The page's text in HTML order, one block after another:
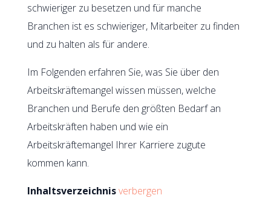
schwieriger zu besetzen und für manche
Branchen ist es schwieriger, Mitarbeiter zu finden
und zu halten als für andere.
Im Folgenden erfahren Sie, was Sie über den
Arbeitskräftemangel wissen müssen, welche
Branchen und Berufe den größten Bedarf an
Arbeitskräften haben und wie ein
Arbeitskräftemangel Ihrer Karriere zugute
kommen kann.
Inhaltsverzeichnisverbergen